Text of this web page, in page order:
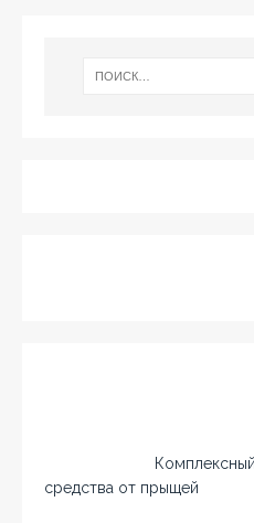
средства от прыщей